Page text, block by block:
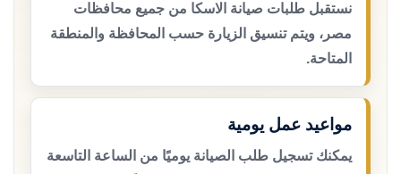
نستقبل طلبات صيانة الاسكا من جميع محافظات
مصر، ويتم تنسيق الزيارة حسب المحافظة والمنطقة
المتاحة.
مواعيد عمل يومية
يمكنك تسجيل طلب الصيانة يوميًا من الساعة التاسعة